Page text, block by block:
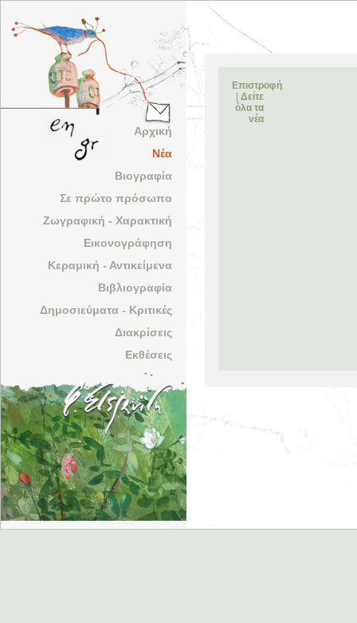
Αρχική
Νέα
Βιογραφία
Σε πρώτο πρόσωπο
Ζωγραφική - Χαρακτική
Εικονογράφηση
Κεραμική - Αντικείμενα
Βιβλιογραφία
Δημοσιεύματα - Κριτικές
Διακρίσεις
Εκθέσεις
Επιστροφή
Δείτε
όλα τα
νέα